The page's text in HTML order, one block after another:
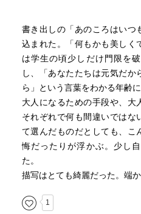
書き出しの「あのころはいつ
込まれた。「何もかも美しく
は学生の頃少しだけ門限を
し、「あなたたちは元気だ
ら」という言葉をわかる年齢
大人になるための手段や、大
それぞれで何も間違いではな
て選んだものだとしても、こ
悔だったりが浮かぶ。少し
た。
描写はとても綺麗だった。端
1